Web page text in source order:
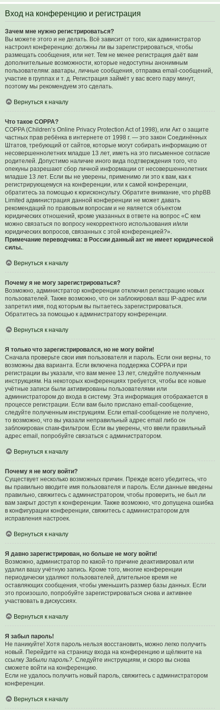
Вход на конференцию и регистрация
Зачем мне нужно регистрироваться?
Вы можете этого и не делать. Всё зависит от того, как администратор
настроил конференцию: должны ли вы зарегистрироваться, чтобы
размещать сообщения, или нет. Тем не менее регистрация даёт вам
дополнительные возможности, которые недоступны анонимным
пользователям: аватары, личные сообщения, отправка email-сообщений,
участие в группах и т. д. Регистрация займёт у вас всего пару минут,
поэтому мы рекомендуем это сделать.
Вернуться к началу
Что такое COPPA?
COPPA (Children’s Online Privacy Protection Act of 1998), или Акт о защите
частных прав ребёнка в интернете от 1998 г. — это закон Соединённых
Штатов, требующий от сайтов, которые могут собирать информацию от
несовершеннолетних младше 13 лет, иметь на это письменное согласие
родителей. Допустимо наличие иного вида подтверждения того, что
опекуны разрешают сбор личной информации от несовершеннолетних
младше 13 лет. Если вы не уверены, применимо ли это к вам, как к
регистрирующемуся на конференции, или к самой конференции,
обратитесь за помощью к юрисконсульту. Обратите внимание, что phpBB
Limited администрация данной конференции не может давать
рекомендаций по правовым вопросам и не является объектом
юридических отношений, кроме указанных в ответе на вопрос «С кем
можно связаться по вопросу некорректного использования и/или
юридических вопросов, связанных с этой конференцией?».
Примечание переводчика: в России данный акт не имеет юридической
силы..
Вернуться к началу
Почему я не могу зарегистрироваться?
Возможно, администратор конференции отключил регистрацию новых
пользователей. Также возможно, что он заблокировал ваш IP-адрес или
запретил имя, под которым вы пытаетесь зарегистрироваться.
Обратитесь за помощью к администратору конференции.
Вернуться к началу
Я только что зарегистрировался, но не могу войти!
Сначала проверьте свои имя пользователя и пароль. Если они верны, то
возможны два варианта. Если включена поддержка COPPA и при
регистрации вы указали, что вам менее 13 лет, следуйте полученным
инструкциям. На некоторых конференциях требуется, чтобы все новые
учётные записи были активированы пользователями или
администратором до входа в систему. Эта информация отображается в
процессе регистрации. Если вам было прислано email-сообщение,
следуйте полученным инструкциям. Если email-сообщение не получено,
то возможно, что вы указали неправильный адрес email либо он
заблокирован спам-фильтром. Если вы уверены, что ввели правильный
адрес email, попробуйте связаться с администратором.
Вернуться к началу
Почему я не могу войти?
Существует несколько возможных причин. Прежде всего убедитесь, что
вы правильно вводите имя пользователя и пароль. Если данные введены
правильно, свяжитесь с администратором, чтобы проверить, не был ли
вам закрыт доступ к конференции. Также возможно, что допущена ошибка
в конфигурации конференции, свяжитесь с администратором для
исправления настроек.
Вернуться к началу
Я давно зарегистрирован, но больше не могу войти!
Возможно, администратор по какой-то причине деактивировал или
удалил вашу учётную запись. Кроме того, многие конференции
периодически удаляют пользователей, длительное время не
оставляющих сообщения, чтобы уменьшить размер базы данных. Если
это произошло, попробуйте зарегистрироваться снова и активнее
участвовать в дискуссиях.
Вернуться к началу
Я забыл пароль!
Не паникуйте! Хотя пароль нельзя восстановить, можно легко получить
новый. Перейдите на страницу входа на конференцию и щёлкните на
ссылку Забыли пароль?. Следуйте инструкциям, и скоро вы снова
сможете войти на конференцию.
Если не удалось получить новый пароль, свяжитесь с администратором
конференции.
Вернуться к началу